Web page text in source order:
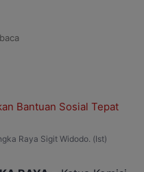
Raya Sigit Widodo. (Ist)